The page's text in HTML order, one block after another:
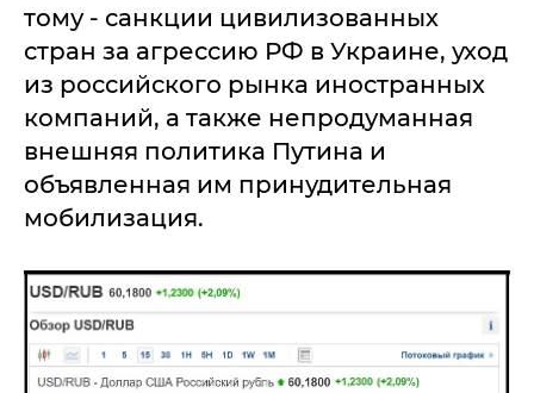
тому - санкции цивилизованных
стран за агрессию РФ в Украине, уход
из российского рынка иностранных
компаний, а также непродуманная
внешняя политика Путина и
объявленная им принудительная
мобилизация.